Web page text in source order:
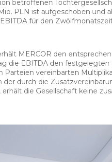
betroffenen
PLN ist aufgeschoben
für den
MERCOR den
die EBITDA den
Parteien vereinbarten
der durch die
die Gesellschaft keine